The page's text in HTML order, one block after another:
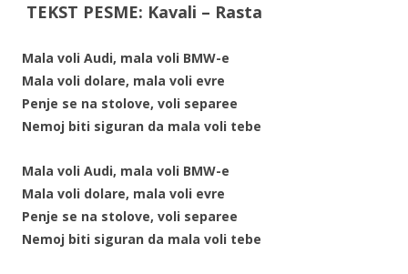
TEKST PESME: Kavali – Rasta
Mala voli Audi, mala voli BMW-e
Mala voli dolare, mala voli evre
Penje se na stolove, voli separee
Nemoj biti siguran da mala voli tebe
Mala voli Audi, mala voli BMW-e
Mala voli dolare, mala voli evre
Penje se na stolove, voli separee
Nemoj biti siguran da mala voli tebe